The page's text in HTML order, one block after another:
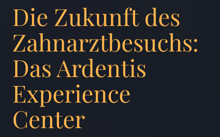
Die Zukunft des
Zahnarztbesuchs:
Das Ardentis
Experience
Center